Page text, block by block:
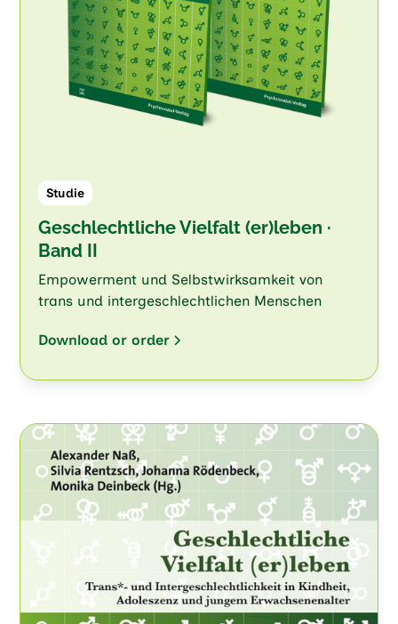
Studie
Geschlechtliche Vielfalt (er)leben ·
Band II
Empowerment und Selbstwirksamkeit von
trans und intergeschlechtlichen Menschen
Download or order